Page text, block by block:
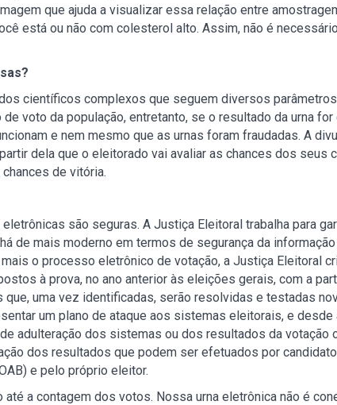
que ajuda a visualizar essa relação entre
está ou não com colesterol alto. Assim, não é
científicos complexos que seguem diversos
voto da população, entretanto, se o resultado da urna
e nem mesmo que as urnas foram fraudadas. A
dela que o eleitorado vai avaliar as chances dos seus
de vitória.
são seguras. A Justiça Eleitoral trabalha para
de mais moderno em termos de segurança da
o processo eletrônico de votação, a Justiça Eleitoral
à prova, no ano anterior às eleições gerais, com a
uma vez identificadas, serão resolvidas e testadas
um plano de ataque aos sistemas eleitorais, e
adulteração dos sistemas ou dos resultados da votação
dos resultados que podem ser efetuados por
e pelo próprio eleitor.
a contagem dos votos. Nossa urna eletrônica não é